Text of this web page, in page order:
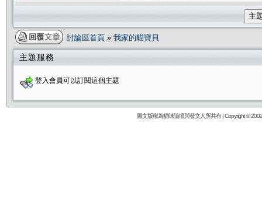
主
討論區首頁 » 我家的貓寶貝
主題服務
登入會員可以訂閱這個主題
圖文版權為貓咪論壇與發文人所共有 | Copyright ©